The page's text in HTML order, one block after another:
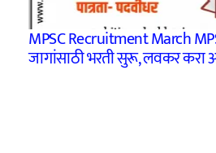
MPSC Recruitment March
जागांसाठी भरती सुरू, लवकर करा